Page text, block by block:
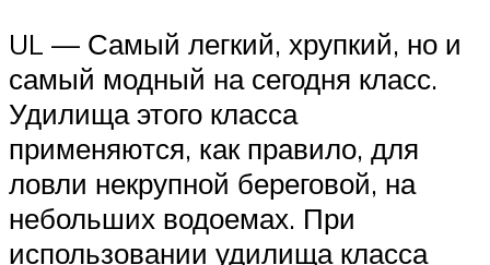
UL — Самый легкий, хрупкий, но и
самый модный на сегодня класс.
Удилища этого класса
применяются, как правило, для
ловли некрупной береговой, на
небольших водоемах. При
использовании удилища класса